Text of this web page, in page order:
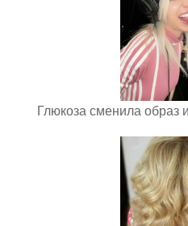
Глюкоза сменила образ